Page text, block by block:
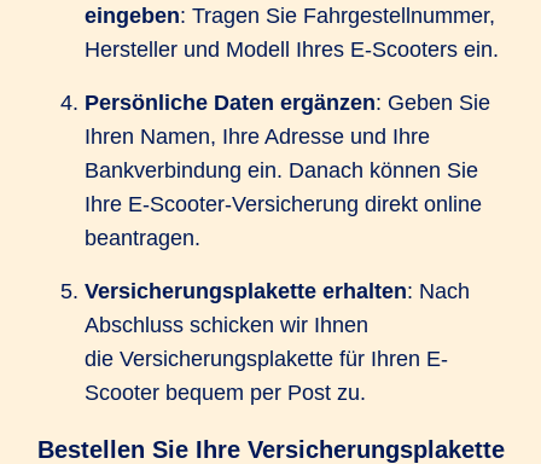
eingeben: Tragen Sie Fahrgestellnummer,
Hersteller und Modell Ihres E-Scooters ein.
Persönliche Daten ergänzen: Geben Sie
Ihren Namen, Ihre Adresse und Ihre
Bankverbindung ein. Danach können Sie
Ihre E-Scooter-Versicherung direkt online
beantragen.
Versicherungsplakette erhalten: Nach
Abschluss schicken wir Ihnen
die Versicherungsplakette für Ihren E-
Scooter bequem per Post zu.
Bestellen Sie Ihre Versicherungsplakette